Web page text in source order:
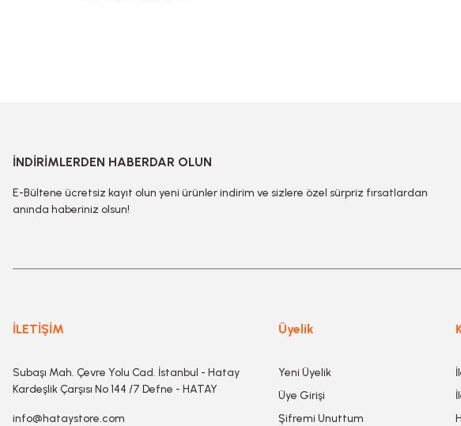
İNDİRİMLERDEN HABERDAR OLUN
E-Bültene ücretsiz kayıt olun yeni ürünler indirim ve sizlere özel sürpriz fırsatlardan
anında haberiniz olsun!
İLETİŞİM
Subaşı Mah. Çevre Yolu Cad. İstanbul - Hatay
Kardeşlik Çarşısı No 144 /7 Defne - HATAY
info@hataystore.com
Üyelik
Yeni Üyelik
Üye Girişi
Şifremi Unuttum